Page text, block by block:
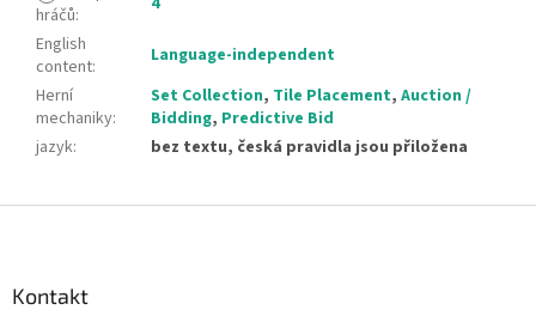
hráčů:
English
content:
Language-independent
Herní
mechaniky:
Set Collection, Tile Placement, Auction /
Bidding, Predictive Bid
jazyk: bez textu, česká pravidla jsou přiložena
Kontakt